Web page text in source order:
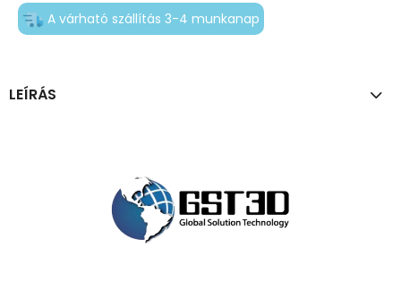
A várható szállítás 3-4 munkanap
LEÍRÁS